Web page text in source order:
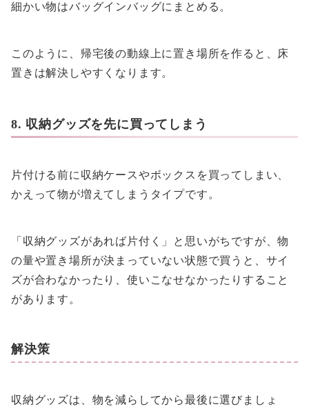
細かい物はバッグインバッグにまとめる。
このように、帰宅後の動線上に置き場所を作ると、床
置きは解決しやすくなります。
8. 収納グッズを先に買ってしまう
片付ける前に収納ケースやボックスを買ってしまい、
かえって物が増えてしまうタイプです。
「収納グッズがあれば片付く」と思いがちですが、物
の量や置き場所が決まっていない状態で買うと、サイ
ズが合わなかったり、使いこなせなかったりすること
があります。
解決策
収納グッズは、物を減らしてから最後に選びましょ